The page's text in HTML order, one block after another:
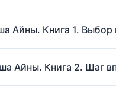
Айны. Книга 1. Выбор
Айны. Книга 2. Шаг